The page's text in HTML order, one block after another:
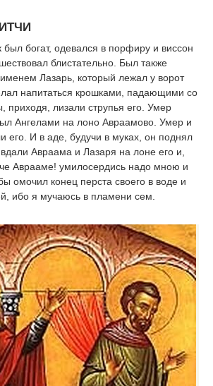
был богат, одевался в порфиру и виссон
блистательно. Был также
Лазарь, который лежал у ворот
напитаться крошками, падающими со
приходя, лизали струпья его. Умер
Ангелами на лоно Авраамово. Умер и
его. И в аде, будучи в муках, он поднял
вдали Авраама и Лазаря на лоне его и,
Аврааме! умилосердись надо мною и
омочил конец перста своего в воде и
ибо я мучаюсь в пламени сем.